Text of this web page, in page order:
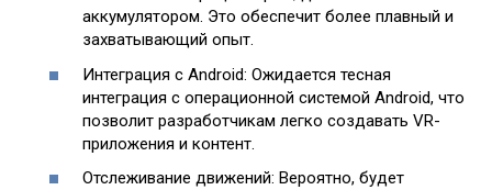
аккумулятором. Это обеспечит более плавный и
захватывающий опыт.
Интеграция с Android: Ожидается тесная
интеграция с операционной системой Android, что
позволит разработчикам легко создавать VR-
приложения и контент.
Отслеживание движений: Вероятно, будет